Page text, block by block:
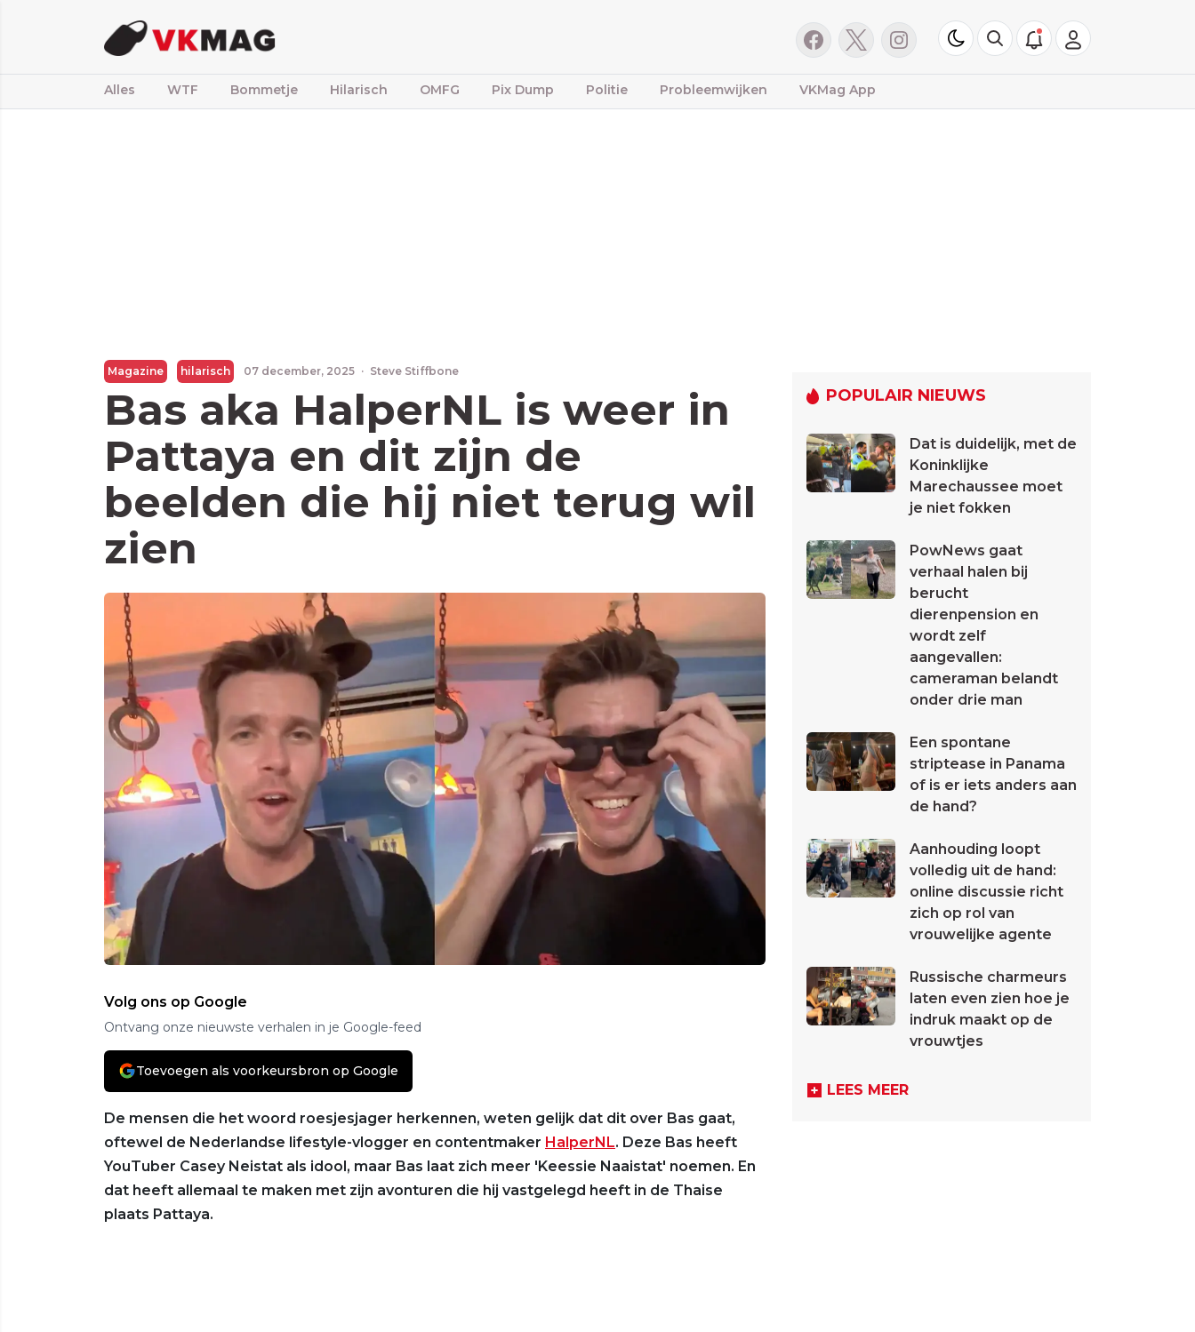
Alles WTF Bommetje Hilarisch OMFG Pix Dump Politie Probleemwijken VKMag App
Magazine hilarisch 07 december, 2025 · Steve Stiffbone
Bas aka HalperNL is weer in
Pattaya en dit zijn de
beelden die hij niet terug wil
zien
Volg ons op Google
Ontvang onze nieuwste verhalen in je Google-feed
Toevoegen als voorkeursbron op Google
De mensen die het woord roesjesjager herkennen, weten gelijk dat dit over Bas gaat,
oftewel de Nederlandse lifestyle-vlogger en contentmaker HalperNL. Deze Bas heeft
YouTuber Casey Neistat als idool, maar Bas laat zich meer 'Keessie Naaistat' noemen. En
dat heeft allemaal te maken met zijn avonturen die hij vastgelegd heeft in de Thaise
plaats Pattaya.
POPULAIR NIEUWS
Dat is duidelijk, met de
Koninklijke
Marechaussee moet
je niet fokken
PowNews gaat
verhaal halen bij
berucht
dierenpension en
wordt zelf
aangevallen:
cameraman belandt
onder drie man
Een spontane
striptease in Panama
of is er iets anders aan
de hand?
Aanhouding loopt
volledig uit de hand:
online discussie richt
zich op rol van
vrouwelijke agente
Russische charmeurs
laten even zien hoe je
indruk maakt op de
vrouwtjes
LEES MEER